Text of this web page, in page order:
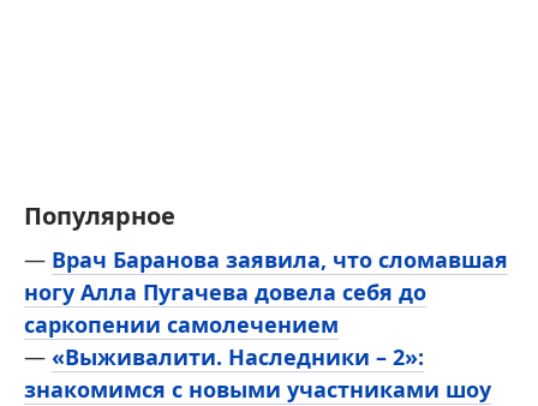
Популярное
— Врач Баранова заявила, что сломавшая
ногу Алла Пугачева довела себя до
саркопении самолечением
— «Выживалити. Наследники – 2»:
знакомимся с новыми участниками шоу